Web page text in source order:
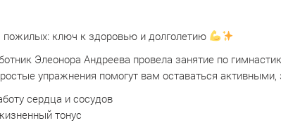
пожилых: ключ к здоровью и долголетию
Элеонора Андреева провела занятие по
упражнения помогут вам оставаться
сердца и сосудов
тонус